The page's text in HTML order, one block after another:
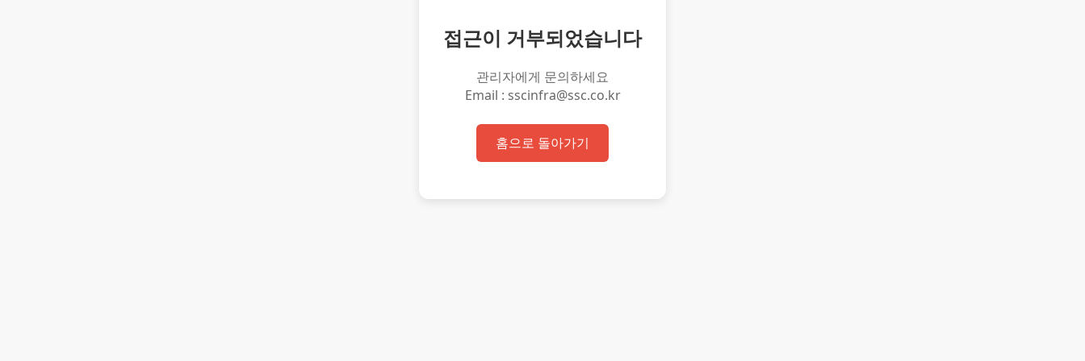
접근이 거부되었습니다
관리자에게 문의하세요
Email : sscinfra@ssc.co.kr
홈으로 돌아가기